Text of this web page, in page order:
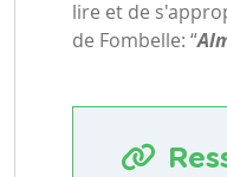
lire et de
de Fombelle: “